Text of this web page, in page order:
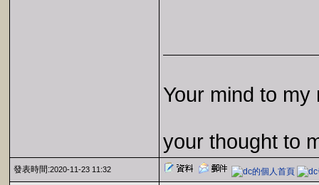
Your mind to my
your thought to
發表時間:2020-11-23 11:32